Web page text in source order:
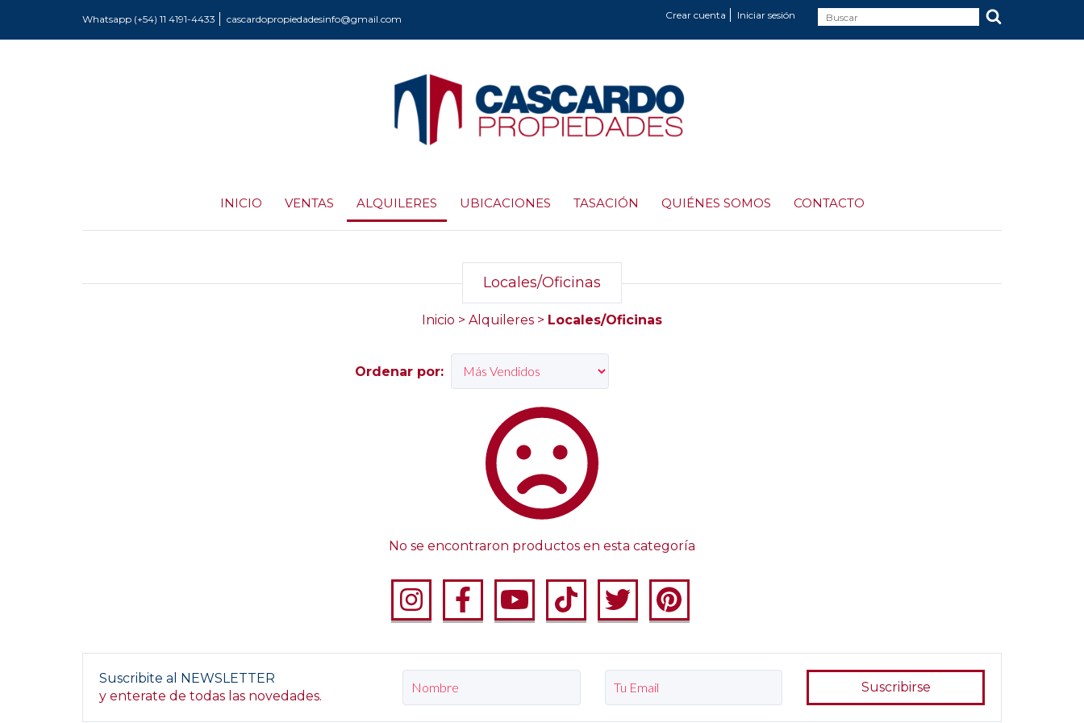
Whatsapp (+54) 11 4191-4433 cascardopropiedadesinfo@gmail.com Crear cuenta Iniciar sesión
INICIO VENTAS ALQUILERES UBICACIONES TASACIÓN QUIÉNES SOMOS CONTACTO
Locales/Oficinas
Inicio > Alquileres > Locales/Oficinas
Ordenar por:
No se encontraron productos en esta categoría
Suscribite al NEWSLETTER
y enterate de todas las novedades.